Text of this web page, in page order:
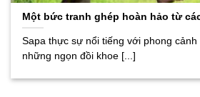
Một bức tranh ghép hoàn hảo từ
Sapa thực sự nổi tiếng với phong cảnh
những ngọn đồi khoe [...]